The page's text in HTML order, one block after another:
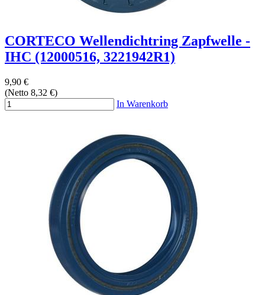
CORTECO Wellendichtring Zapfwelle -
IHC (12000516, 3221942R1)
9,90 €
(Netto 8,32 €)
In Warenkorb